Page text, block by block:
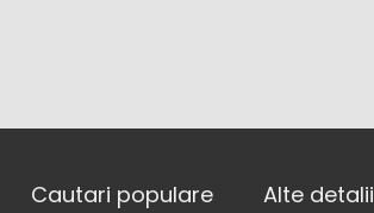
Cautari populare Alte detalii